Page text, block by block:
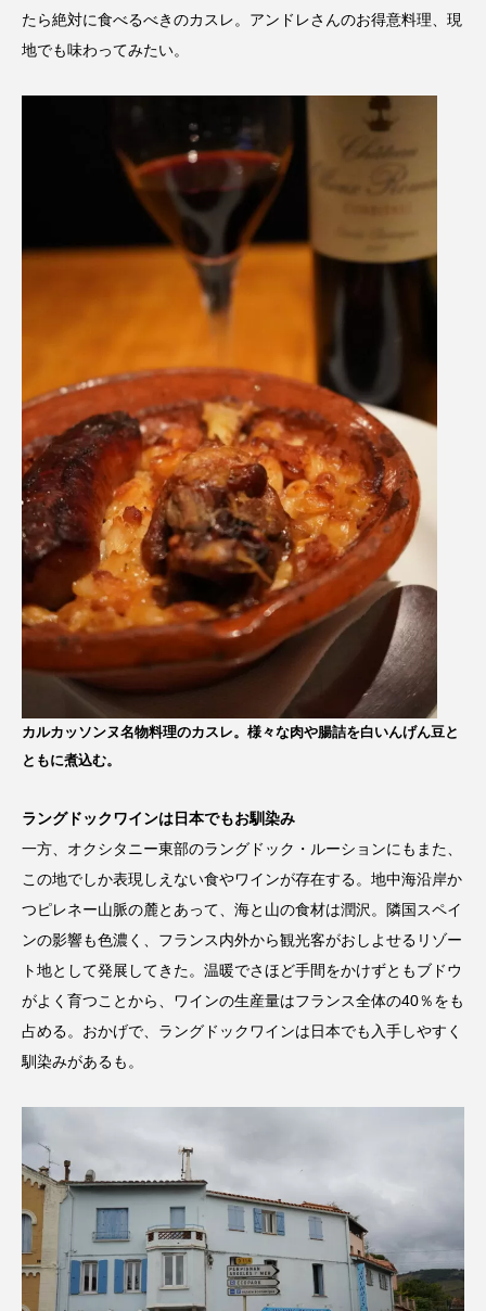
たら絶対に食べるべきのカスレ。アンドレさんのお得意料理、現
地でも味わってみたい。
カルカッソンヌ名物料理のカスレ。様々な肉や腸詰を白いんげん豆と
ともに煮込む。
ラングドックワインは日本でもお馴染み
一方、オクシタニー東部のラングドック・ルーションにもまた、
この地でしか表現しえない食やワインが存在する。地中海沿岸か
つピレネー山脈の麓とあって、海と山の食材は潤沢。隣国スペイ
ンの影響も色濃く、フランス内外から観光客がおしよせるリゾー
ト地として発展してきた。温暖でさほど手間をかけずともブドウ
がよく育つことから、ワインの生産量はフランス全体の40％をも
占める。おかげで、ラングドックワインは日本でも入手しやすく
馴染みがあるも。